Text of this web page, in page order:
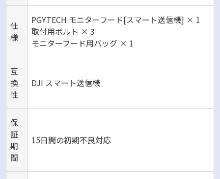
仕
様
PGYTECH モニターフード[スマート送信機] × 1
取付用ボルト × 3
モニターフード用バッグ × 1
互
換
性
DJI スマート送信機
保
証
期
間
15日間の初期不良対応